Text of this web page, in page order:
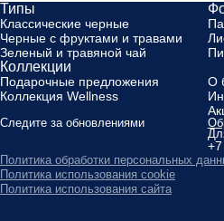
Следите за обновлениями
Типы
Классические черные
Черные с фруктами и травами
Зеленый и травяной чай
Коллекции
Подарочные предложения
Коллекция Wellness
О
Политика обработки персональных
Политика использования cookie
Политика использования сайта